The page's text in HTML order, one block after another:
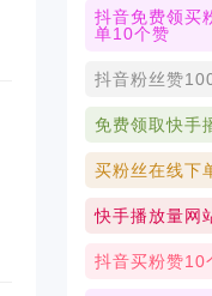
抖音免费领买
单10个赞
抖音粉丝赞
免费领取快手
买粉丝在线下
快手播放量网
抖音买粉赞10